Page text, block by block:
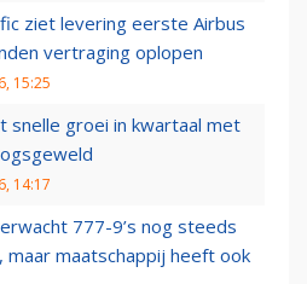
ziet levering eerste Airbus
vertraging oplopen
15:25
snelle groei in kwartaal met
14:17
777-9’s nog steeds
maar maatschappij heeft ook